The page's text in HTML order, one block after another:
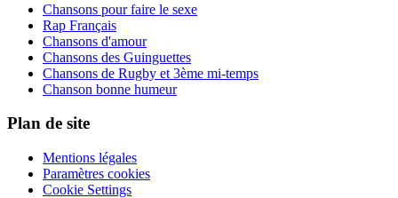
Chansons pour faire le sexe
Rap Français
Chansons d'amour
Chansons des Guinguettes
Chansons de Rugby et 3ème mi-temps
Chanson bonne humeur
Plan de site
Mentions légales
Paramètres cookies
Cookie Settings